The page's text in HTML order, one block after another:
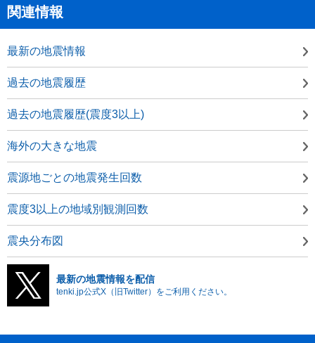
関連情報
最新の地震情報
過去の地震履歴
過去の地震履歴(震度3以上)
海外の大きな地震
震源地ごとの地震発生回数
震度3以上の地域別観測回数
震央分布図
最新の地震情報を配信
tenki.jp公式X（旧Twitter）をご利用ください。